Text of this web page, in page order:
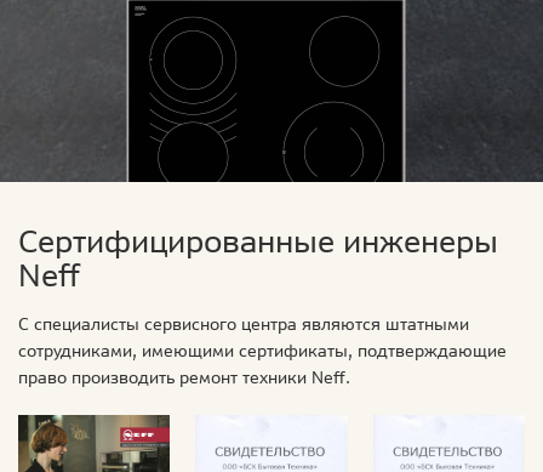
Сертифицированные инженеры
Neff
С специалисты сервисного центра являются штатными
сотрудниками, имеющими сертификаты, подтверждающие
право производить ремонт техники Neff.